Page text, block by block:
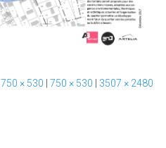
750 × 530 | 750 × 530 | 3507 × 2480